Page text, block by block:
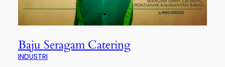
Baju Seragam Catering
INDUSTRI